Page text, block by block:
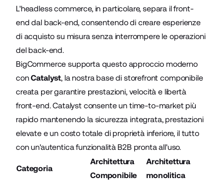
L'headless commerce, in particolare, separa il front-
end dal back-end, consentendo di creare esperienze
di acquisto su misura senza interrompere le operazioni
del back-end.
BigCommerce supporta questo approccio moderno
conCatalyst, la nostra base di storefront componibile
creata per garantire prestazioni, velocità e libertà
front-end. Catalyst consente un time-to-market più
rapido mantenendo la sicurezza integrata, prestazioni
elevate e un costo totale di proprietà inferiore, il tutto
con un'autentica funzionalità B2B pronta all'uso.
Categoria
Architettura
Componibile
Architettura
monolitica